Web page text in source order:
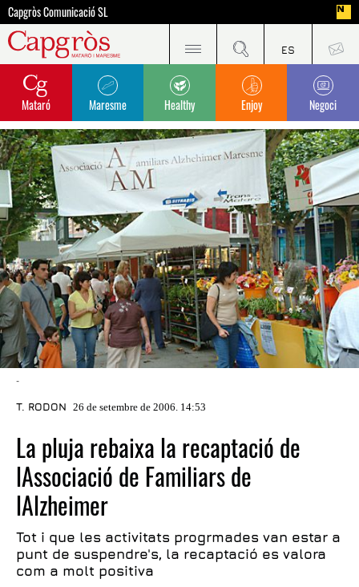
Capgròs Comunicació SL
Mataró Maresme Healthy Enjoy Negoci
-
T. RODON 26 de setembre de 2006. 14:53
La pluja rebaixa la recaptació de
lAssociació de Familiars de
lAlzheimer
Tot i que les activitats progrmades van estar a
punt de suspendre's, la recaptació es valora
com a molt positiva